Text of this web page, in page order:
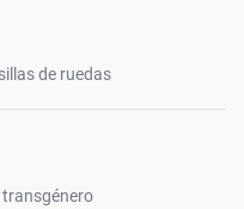
de ruedas